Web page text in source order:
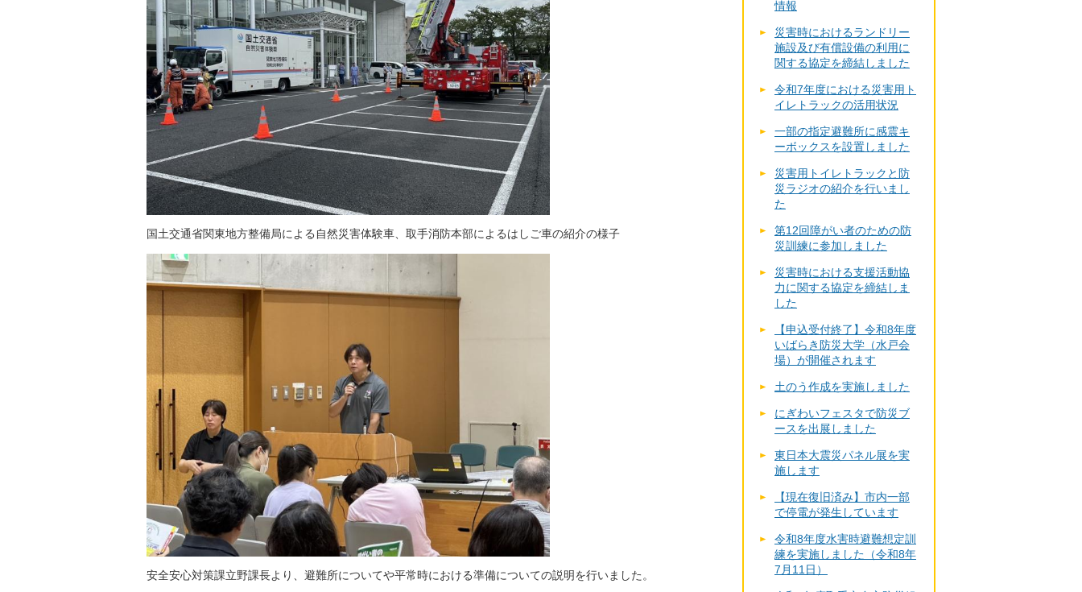
国土交通省関東地方整備局による自然災害体験車、取手消防本部によるはしご車の紹介の様子
安全安心対策課立野課長より、避難所についてや平常時における準備についての説明を行いました。
情報
災害時におけるランドリー
施設及び有償設備の利用に
関する協定を締結しました
令和7年度における災害用ト
イレトラックの活用状況
一部の指定避難所に感震キ
ーボックスを設置しました
災害用トイレトラックと防
災ラジオの紹介を行いまし
た
第12回障がい者のための防
災訓練に参加しました
災害時における支援活動協
力に関する協定を締結しま
した
【申込受付終了】令和8年度
いばらき防災大学（水戸会
場）が開催されます
土のう作成を実施しました
にぎわいフェスタで防災ブ
ースを出展しました
東日本大震災パネル展を実
施します
【現在復旧済み】市内一部
で停電が発生しています
令和8年度水害時避難想定訓
練を実施しました（令和8年
7月11日）